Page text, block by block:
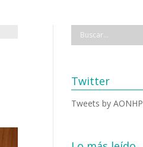
Twitter
Tweets by